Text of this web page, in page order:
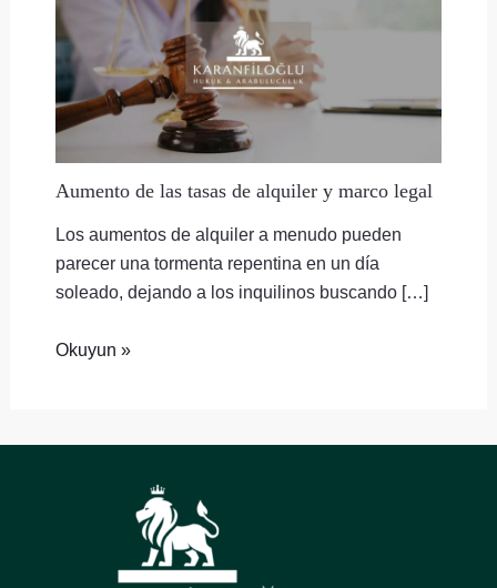
Aumento de las tasas de alquiler y marco legal
Los aumentos de alquiler a menudo pueden
parecer una tormenta repentina en un día
soleado, dejando a los inquilinos buscando […]
Okuyun »